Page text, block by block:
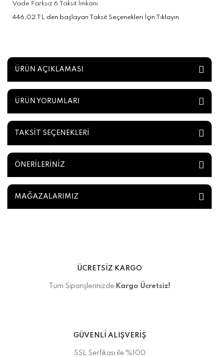
Vade Farksız 6 Taksit İmkanı
446,02 TL den başlayan Taksit Seçenekleri İçin Tıklayın
ÜRÜN AÇIKLAMASI
ÜRÜN YORUMLARI
TAKSİT SEÇENEKLERİ
ÖNERİLERİNİZ
MAĞAZALARIMIZ
ÜCRETSİZ KARGO
Tüm Siparişlerinizde Kargo Ücretsiz!
GÜVENLİ ALIŞVERİŞ
SSL Serfikası ile %100